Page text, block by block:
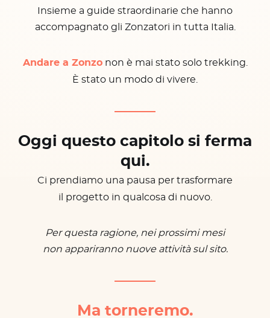
Insieme a guide straordinarie che hanno
accompagnato gli Zonzatori in tutta Italia.
Andare a Zonzonon è mai stato solo trekking.
È stato un modo di vivere.
Oggi questo capitolo si ferma
qui.
Ci prendiamo una pausa per trasformare
il progetto in qualcosa di nuovo.
Per questa ragione, nei prossimi mesi
non appariranno nuove attività sul sito.
Ma torneremo.